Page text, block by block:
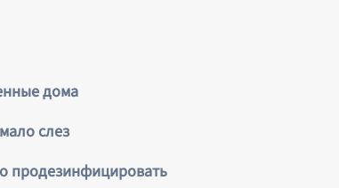
дома
слез
продезинфицировать